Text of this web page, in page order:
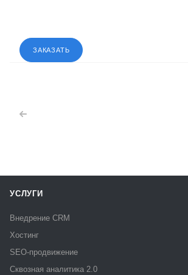
ЗАКАЗАТЬ
УСЛУГИ
Внедрение CRM
Хостинг
SEO-продвижение
Сквозная аналитика 2.0